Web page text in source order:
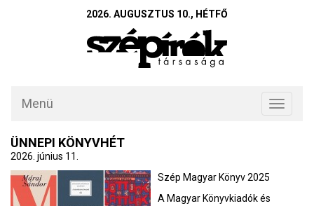
2026. AUGUSZTUS 10., HÉTFŐ
Toggle
Menü
ÜNNEPI KÖNYVHÉT
2026. június 11.
Szép Magyar Könyv 2025
A Magyar Könyvkiadók és